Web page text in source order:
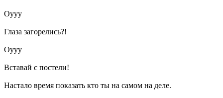
Оууу
Глаза загорелись?!
Оууу
Вставай с постели!
Настало время показать кто ты на самом на деле.